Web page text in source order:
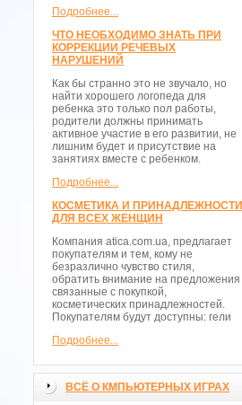
Подробнее...
ЧТО НЕОБХОДИМО ЗНАТЬ ПРИ
КОРРЕКЦИИ РЕЧЕВЫХ
НАРУШЕНИЙ
Как бы странно это не звучало, но
найти хорошего логопеда для
ребенка это только пол работы,
родители должны принимать
активное участие в его развитии, не
лишним будет и присутствие на
занятиях вместе с ребенком.
Подробнее...
КОСМЕТИКА И ПРИНАДЛЕЖНОСТИ
ДЛЯ ВСЕХ ЖЕНЩИН
Компания atica.com.ua, предлагает
покупателям и тем, кому не
безразлично чувство стиля,
обратить внимание на предложения
связанные с покупкой,
косметических принадлежностей.
Покупателям будут доступны: гели
Подробнее...
ВСЁ О КМПЬЮТЕРНЫХ ИГРАХ